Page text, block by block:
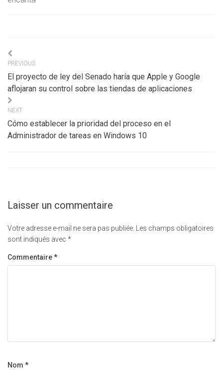
Navigation
de
l’article
PREVIOUS
El proyecto de ley del Senado haría que Apple y Google
aflojaran su control sobre las tiendas de aplicaciones
NEXT
Cómo establecer la prioridad del proceso en el
Administrador de tareas en Windows 10
Laisser un commentaire
Votre adresse e-mail ne sera pas publiée.
Les champs obligatoires
sont indiqués avec *
Commentaire*
Nom *